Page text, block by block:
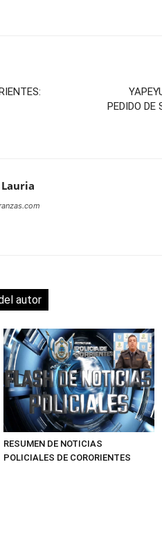
PEDIDO DE
autor
RESUMEN DE NOTICIAS
POLICIALES DE CORORIENTES